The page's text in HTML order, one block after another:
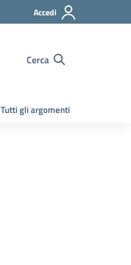
Accedi
Cerca
Tutti gli argomenti